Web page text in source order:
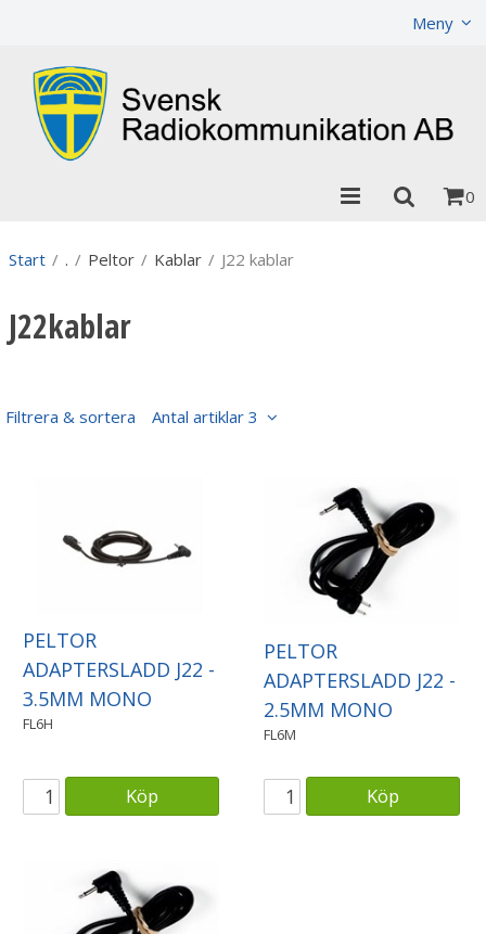
Meny
0
Start / . / Peltor / Kablar / J22 kablar
J22kablar
Filtrera & sortera Antal artiklar 3
PELTOR
ADAPTERSLADD J22 -
3.5MM MONO
FL6H
Köp
PELTOR
ADAPTERSLADD J22 -
2.5MM MONO
FL6M
Köp